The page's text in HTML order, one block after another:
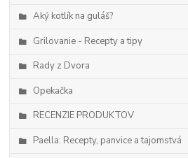
Aký kotlík na guláš?
Grilovanie - Recepty a tipy
Rady z Dvora
Opekačka
RECENZIE PRODUKTOV
Paella: Recepty, panvice a tajomstvá